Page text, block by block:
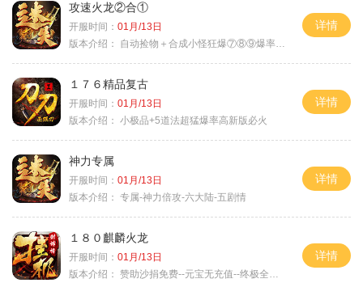
攻速火龙②合①
开服时间： 01月/13日
版本介绍：
自动捡物＋合成小怪狂爆⑦⑧⑨爆率+９
详情
１７６精品复古
开服时间： 01月/13日
版本介绍： 小极品+5道法超猛爆率高新版必火
详情
神力专属
开服时间： 01月/13日
版本介绍： 专属-神力倍攻-六大陆-五剧情
详情
１８０麒麟火龙
开服时间： 01月/13日
版本介绍： 赞助沙捐免费--元宝无充值--终极全靠打
详情